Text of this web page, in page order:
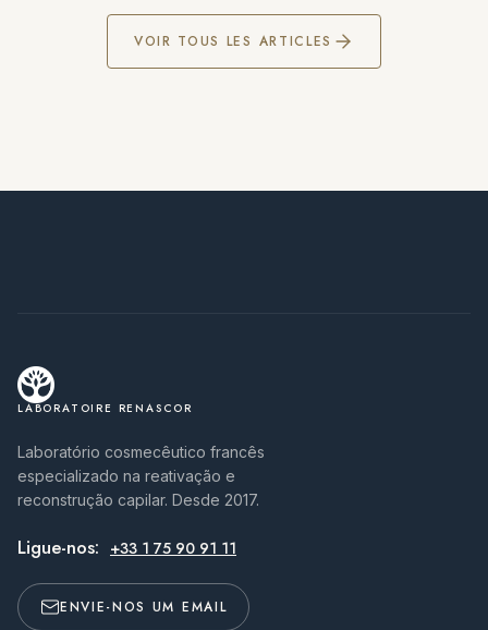
VOIR TOUS LES ARTICLES
LABORATOIRE RENASCOR
Laboratório cosmecêutico francês
especializado na reativação e
reconstrução capilar. Desde 2017.
Ligue-nos: +33 1 75 90 91 11
ENVIE-NOS UM EMAIL